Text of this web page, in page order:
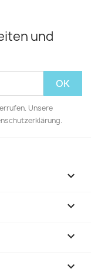
und
Unsere



keyboard_arrow_down